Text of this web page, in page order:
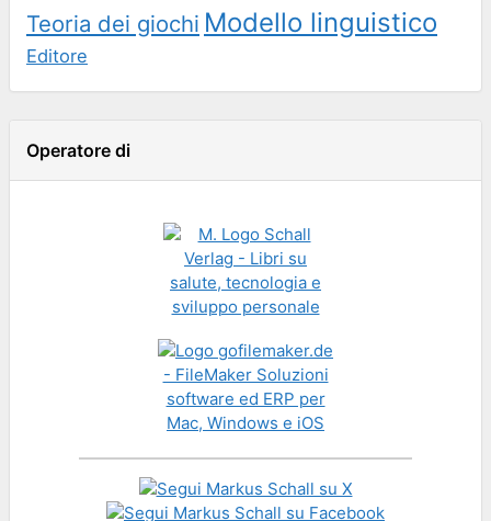
Teoria dei giochi Modello linguistico
Editore
Operatore di